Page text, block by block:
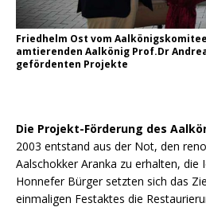
Friedhelm Ost vom
amtierenden Aalkönig Prof.Dr
gefördenten Projekte
Die Projekt-Förderung des
2003 entstand aus der Not, den
Aalschokker Aranka zu erhalten, die
Honnefer Bürger setzten sich das
einmaligen Festaktes die